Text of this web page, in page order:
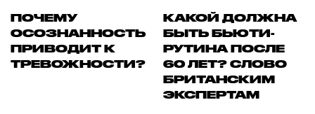
ПОЧЕМУ
ОСОЗНАННОСТЬ
ПРИВОДИТ К
ТРЕВОЖНОСТИ?
КАКОЙ ДОЛЖНА
БЫТЬ БЬЮТИ-
РУТИНА ПОСЛЕ
60 ЛЕТ? СЛОВО
БРИТАНСКИМ
ЭКСПЕРТАМ